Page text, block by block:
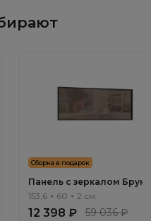
Сборка в подарок
Панель с зеркалом
Bruno BC1051.0
153,6 × 60 × 2 см
12 398 ₽ 59 036 ₽